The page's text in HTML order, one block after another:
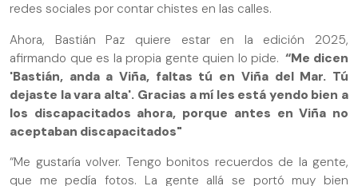
redes sociales por contar chistes en las calles.
Ahora, Bastián Paz quiere estar en la edición 2025,
afirmando que es la propia gente quien lo pide. “Me dicen
'Bastián, anda a Viña, faltas tú en Viña del Mar. Tú
dejaste la vara alta'. Gracias a mí les está yendo bien a
los discapacitados ahora, porque antes en Viña no
aceptaban discapacitados"
“Me gustaría volver. Tengo bonitos recuerdos de la gente,
que me pedía fotos. La gente allá se portó muy bien